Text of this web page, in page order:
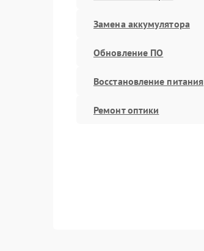
Замена аккумулятора
Обновление ПО
Восстановление питания
Ремонт оптики